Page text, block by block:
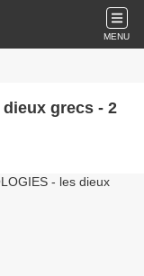
MENU
dieux grecs - 2